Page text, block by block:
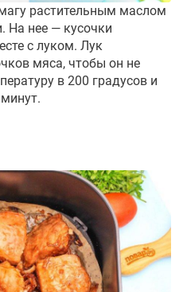
растительным маслом
На нее — кусочки
с луком. Лук
мяса, чтобы он не
в 200 градусов и